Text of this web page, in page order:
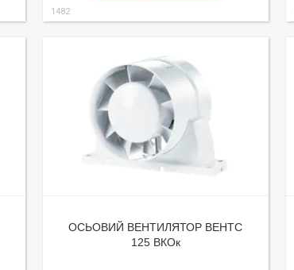
1482
ОСЬОВИЙ ВЕНТИЛЯТОР ВЕНТС
125 ВКОк